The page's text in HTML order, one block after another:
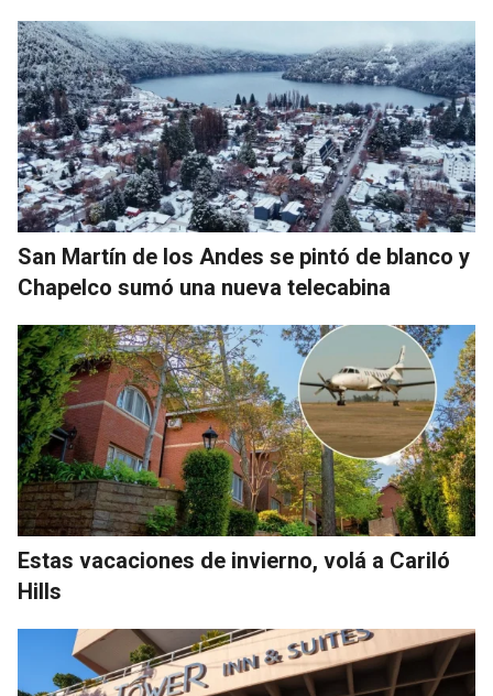
San Martín de los Andes se pintó de blanco y
Chapelco sumó una nueva telecabina
Estas vacaciones de invierno, volá a Cariló
Hills